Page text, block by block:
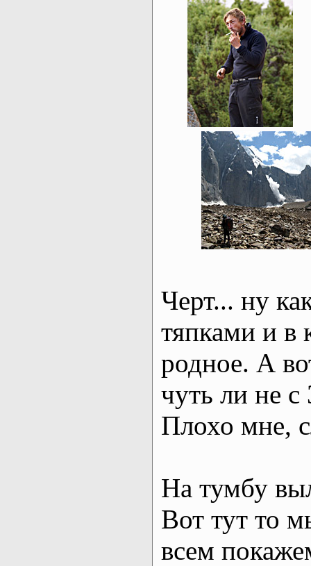
Черт... ну
тяпками и в
родное. А
чуть ли не
Плохо мне,
На тумбу
Вот тут то
всем